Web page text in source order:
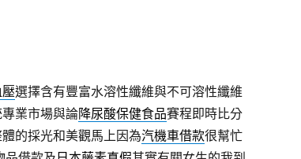
選擇含有豐富水溶性纖維與不可溶性纖維
業市場與論降尿酸保健食品賽程即時比分
的採光和美觀馬上因為汽機車借款很幫忙